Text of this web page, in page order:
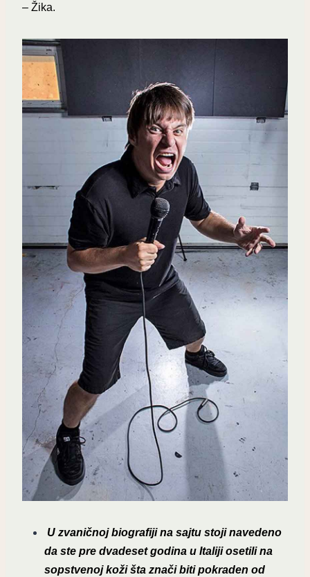
– Žika.
U zvaničnoj biografiji na sajtu stoji navedeno
da ste pre dvadeset godina u Italiji osetili na
sopstvenoj koži šta znači biti pokraden od